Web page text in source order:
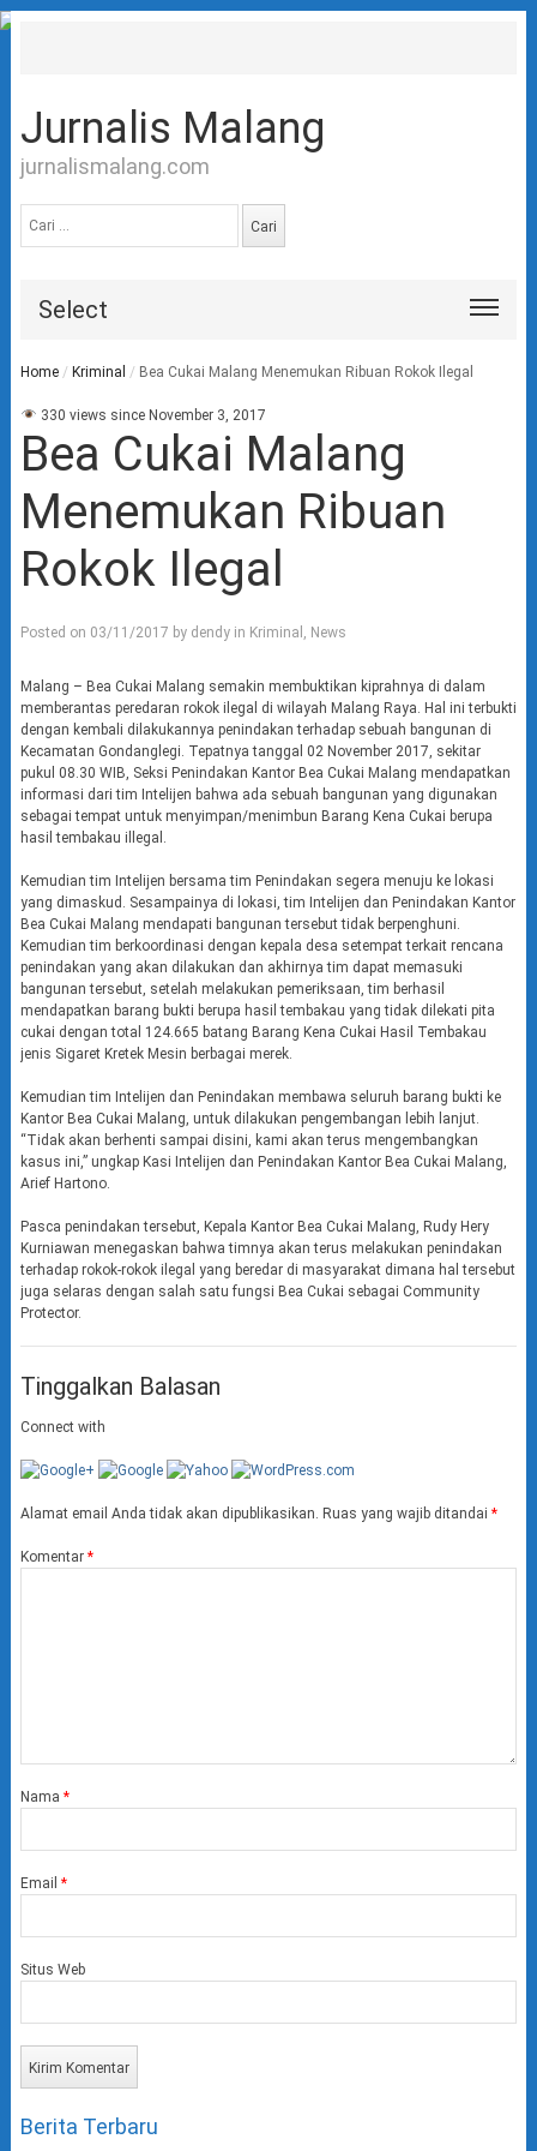
Jurnalis Malang
jurnalismalang.com
untuk:
Select
Home / Kriminal / Bea Cukai Malang Menemukan Ribuan Rokok Ilegal
330 views since November 3, 2017
Bea Cukai Malang
Menemukan Ribuan
Rokok Ilegal
Posted on 03/11/2017 by dendyin Kriminal , News
Malang – Bea Cukai Malang semakin membuktikan kiprahnya di dalam
memberantas peredaran rokok ilegal di wilayah Malang Raya. Hal ini terbukti
dengan kembali dilakukannya penindakan terhadap sebuah bangunan di
Kecamatan Gondanglegi. Tepatnya tanggal 02 November 2017, sekitar
pukul 08.30 WIB, Seksi Penindakan Kantor Bea Cukai Malang mendapatkan
informasi dari tim Intelijen bahwa ada sebuah bangunan yang digunakan
sebagai tempat untuk menyimpan/menimbun Barang Kena Cukai berupa
hasil tembakau illegal.
Kemudian tim Intelijen bersama tim Penindakan segera menuju ke lokasi
yang dimaskud. Sesampainya di lokasi, tim Intelijen dan Penindakan Kantor
Bea Cukai Malang mendapati bangunan tersebut tidak berpenghuni.
Kemudian tim berkoordinasi dengan kepala desa setempat terkait rencana
penindakan yang akan dilakukan dan akhirnya tim dapat memasuki
bangunan tersebut, setelah melakukan pemeriksaan, tim berhasil
mendapatkan barang bukti berupa hasil tembakau yang tidak dilekati pita
cukai dengan total 124.665 batang Barang Kena Cukai Hasil Tembakau
jenis Sigaret Kretek Mesin berbagai merek.
Kemudian tim Intelijen dan Penindakan membawa seluruh barang bukti ke
Kantor Bea Cukai Malang, untuk dilakukan pengembangan lebih lanjut.
“Tidak akan berhenti sampai disini, kami akan terus mengembangkan
kasus ini,” ungkap Kasi Intelijen dan Penindakan Kantor Bea Cukai Malang,
Arief Hartono.
Pasca penindakan tersebut, Kepala Kantor Bea Cukai Malang, Rudy Hery
Kurniawan menegaskan bahwa timnya akan terus melakukan penindakan
terhadap rokok-rokok ilegal yang beredar di masyarakat dimana hal tersebut
juga selaras dengan salah satu fungsi Bea Cukai sebagai Community
Protector.
Tinggalkan Balasan
Connect with
Alamat email Anda tidak akan dipublikasikan. Ruas yang wajib ditandai *
Komentar *
Nama *
Email *
Situs Web
Berita Terbaru